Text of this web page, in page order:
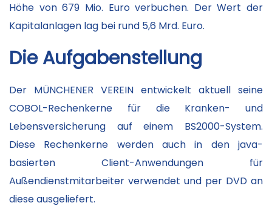
Höhe von 679 Mio. Euro verbuchen. Der Wert der
Kapitalanlagen lag bei rund 5,6 Mrd. Euro.
Die Aufgabenstellung
Der MÜNCHENER VEREIN entwickelt aktuell seine
COBOL-Rechenkerne für die Kranken- und
Lebensversicherung auf einem BS2000-System.
Diese Rechenkerne werden auch in den java-
basierten Client-Anwendungen für
Außendienstmitarbeiter verwendet und per DVD an
diese ausgeliefert.